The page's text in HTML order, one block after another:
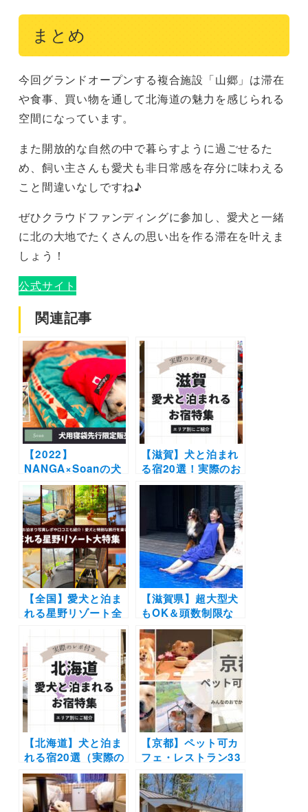
まとめ
今回グランドオープンする複合施設「山郷」は滞在
や食事、買い物を通して北海道の魅力を感じられる
空間になっています。
また開放的な自然の中で暮らすように過ごせるた
め、飼い主さんも愛犬も非日常感を存分に味わえる
こと間違いなしですね♪
ぜひクラウドファンディングに参加し、愛犬と一緒
に北の大地でたくさんの思い出を作る滞在を叶えま
しょう！
公式サイト
関連記事
【2022】
NANGA×Soanの犬
用寝袋が先行限定販
売スタート！愛犬に
ふわふわ＆あったか
の寝心地を | 冬キャ
ンプやお家でも大活
躍のシュラフ誕生
【滋賀】犬と泊まれ
る宿20選！実際のお
でかけレポート口コ
ミ付き | 人気の温泉
宿からホテル・コテ
ージを紹介します
【全国】愛犬と泊ま
れる星野リゾート全
42施設大特集！実際
のお泊まり写真レポ
や口コミも | 大切な
ペットと特別な旅行
を楽しもう♪
【滋賀県】超大型犬
もOK＆頭数制限な
しの贅沢ヴィラ
「LAKE villa
CHITOSE」が2025
年8月9日にオープ
ン！ わんこと添い寝
もOK！
【北海道】犬と泊ま
れる宿20選（実際の
おでかけレポあり）|
コテージやリゾート
ホテルなどエリア別
【京都】ペット可カ
フェ・レストラン33
選！店内OKの和菓
子店やドッグラン付
きのカフェまとめ｜